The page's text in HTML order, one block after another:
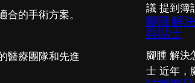
的手術方案。
醫療團隊和先進
議 提到簿
解多一點
上資訊繁
了幾個值
助你更清
腳腫 解
與貼士
腳腫 解決
士 近年，